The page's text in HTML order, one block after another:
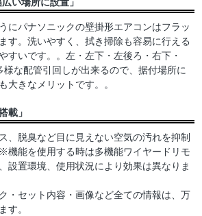
にパナソニックの壁掛形エアコンはフラッ
す。洗いやすく、拭き掃除も容易に行える
すいです。。左・左下・左後ろ・右下・
な配管引回しが出来るので、据付場所に
大きなメリットです。。
載」
、脱臭など目に見えない空気の汚れを抑制
機能を使用する時は多機能ワイヤードリモ
設置環境、使用状況により効果は異なりま
・セット内容・画像など全ての情報は、万
す。